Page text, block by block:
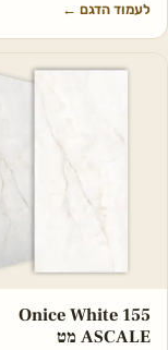
לעמוד הדגם ←
Onice White 155
ASCALE מט